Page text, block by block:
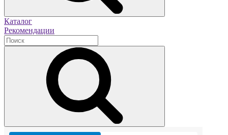
Каталог
Рекомендации